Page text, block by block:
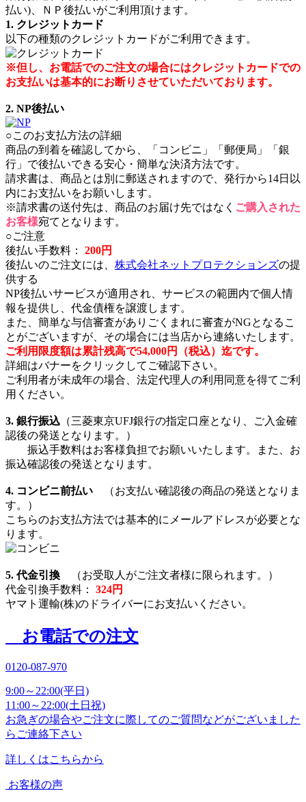
払い)、ＮＰ後払いがご利用頂けます。
1. クレジットカード
以下の種類のクレジットカードがご利用できます。
※但し、お電話でのご注文の場合にはクレジットカードでの
お支払いは基本的にお断りさせていただいております。
2. NP後払い
○このお支払方法の詳細
商品の到着を確認してから、「コンビニ」「郵便局」「銀
行」で後払いできる安心・簡単な決済方法です。
請求書は、商品とは別に郵送されますので、発行から14日以
内にお支払いをお願いします。
※請求書の送付先は、商品のお届け先ではなく ご購入された
お客様宛てとなります。
○ご注意
後払い手数料：
200円
後払いのご注文には、 株式会社ネットプロテクションズの提
供する
NP後払いサービスが適用され、サービスの範囲内で個人情
報を提供し、代金債権を譲渡します。
また、簡単な与信審査がありごくまれに審査がNGとなるこ
とがございますが、その場合には当店から連絡いたします。
ご利用限度額は累計残高で54,000円（税込）迄です。
詳細はバナーをクリックしてご確認下さい。
ご利用者が未成年の場合、法定代理人の利用同意を得てご利
用ください。
3. 銀行振込 （三菱東京UFJ銀行の指定口座となり、ご入金確
認後の発送となります。）
振込手数料はお客様負担でお願いいたします。また、お
振込確認後の発送となります。
4. コンビニ前払い （お支払い確認後の商品の発送となりま
す。）
こちらのお支払方法では基本的にメールアドレスが必要とな
ります。
5. 代金引換 （お受取人がご注文者様に限られます。）
代金引換手数料：
324円
ヤマト運輸(株)のドライバーにお支払いください。
お電話での注文
0120-087-970
9:00～22:00(平日)
11:00～22:00(土日祝)
お急ぎの場合やご注文に際してのご質問などがございました
らご連絡下さい
詳しくはこちらから
お客様の声